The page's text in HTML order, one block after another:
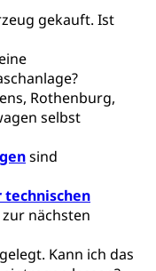
gekauft. Ist
Rothenburg,
selbst
sind
nächsten
Kann ich das
PH Luzern
HFLU
FMS und
(gruezi.lu.ch)
FMZ
(beruf.lu.ch)
unilu